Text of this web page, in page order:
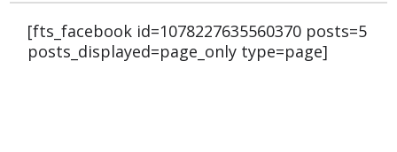
[fts_facebook id=1078227635560370 posts=5
posts_displayed=page_only type=page]